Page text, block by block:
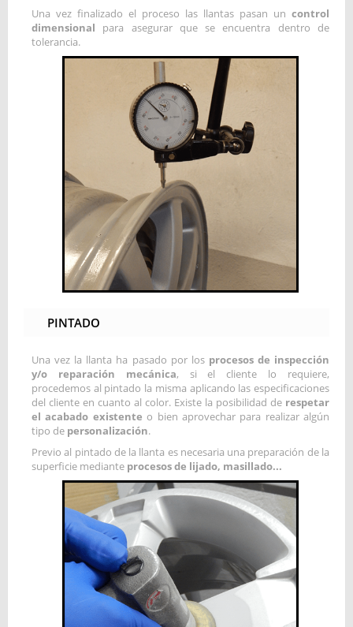
Una vez finalizado el proceso las llantas pasan un control
dimensional para asegurar que se encuentra dentro de
tolerancia.
PINTADO
Una vez la llanta ha pasado por los procesos de inspección
y/o reparación mecánica, si el cliente lo requiere,
procedemos al pintado la misma aplicando las especificaciones
del cliente en cuanto al color. Existe la posibilidad de respetar
el acabado existente o bien aprovechar para realizar algún
tipo de personalización.
Previo al pintado de la llanta es necesaria una preparación de la
superficie mediante procesos de lijado, masillado...